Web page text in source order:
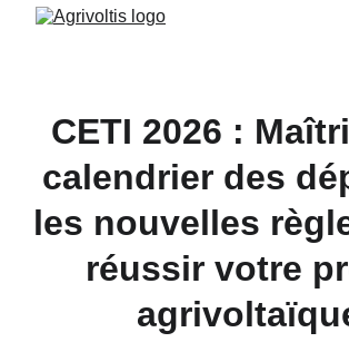
CETI 2026 :
calendrier des
les nouvelles
réussir votre